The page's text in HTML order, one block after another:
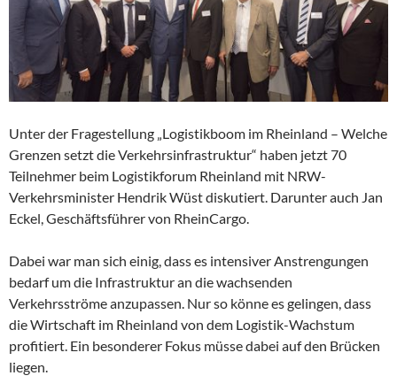
Unter der Fragestellung „Logistikboom im Rheinland – Welche
Grenzen setzt die Verkehrsinfrastruktur“ haben jetzt 70
Teilnehmer beim Logistikforum Rheinland mit NRW-
Verkehrsminister Hendrik Wüst diskutiert. Darunter auch Jan
Eckel, Geschäftsführer von RheinCargo.
Dabei war man sich einig, dass es intensiver Anstrengungen
bedarf um die Infrastruktur an die wachsenden
Verkehrsströme anzupassen. Nur so könne es gelingen, dass
die Wirtschaft im Rheinland von dem Logistik-Wachstum
profitiert. Ein besonderer Fokus müsse dabei auf den Brücken
liegen.